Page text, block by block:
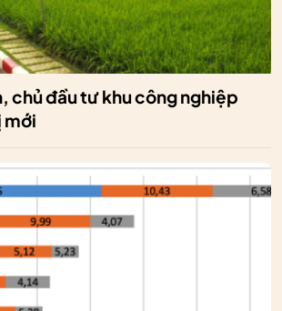
chủ đầu tư khu công nghiệp
mới